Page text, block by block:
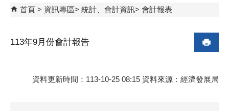
首頁 資訊專區 統計、會計資訊 會計報表
113年9月份會計報告
資料更新時間：113-10-25 08:15 資料來源：經濟發展局